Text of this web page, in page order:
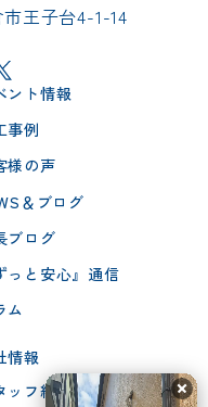
王子台4-1-14
ント情報
事例
様の声
＆ブログ
ブログ
っと安心』通信
ム
情報
ッフ紹介